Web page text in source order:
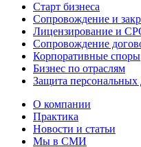
Старт бизнеса
Сопровождение и
Лицензирование и
Сопровождение
Корпоративные споры
Бизнес по отраслям
Защита
О компании
Практика
Новости и статьи
Мы в СМИ